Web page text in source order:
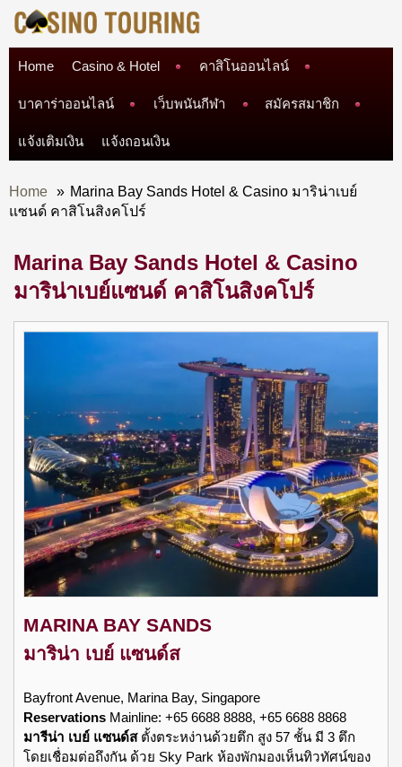
Home Casino & Hotel คาสิโนออนไลน์
บาคาร่าออนไลน์ เว็บพนันกีฬา สมัครสมาชิก
แจ้งเติมเงิน แจ้งถอนเงิน
Home » Marina Bay Sands Hotel & Casino มาริน่าเบย์
แซนด์ คาสิโนสิงคโปร์
Marina Bay Sands Hotel & Casino
มาริน่าเบย์แซนด์ คาสิโนสิงคโปร์
MARINA BAY SANDS
มาริน่า เบย์ แซนด์ส
Bayfront Avenue, Marina Bay, Singapore
Reservations Mainline: +65 6688 8888, +65 6688 8868
มารีน่า เบย์ แซนด์สตั้งตระหง่านด้วยตึก สูง 57 ชั้น มี 3 ตึก
โดยเชื่อมต่อถึงกัน ด้วย Sky Park ห้องพักมองเห็นทิวทัศน์ของ